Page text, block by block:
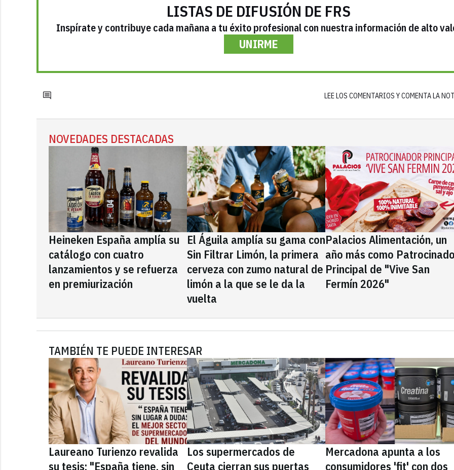
LISTAS DE DIFUSIÓN DE FRS
Inspírate y contribuye cada mañana a tu éxito profesional con nuestra información de alto
UNIRME
LEE LOS COMENTARIOS Y COMENTA LA
NOVEDADES DESTACADAS
Heineken España amplía su
catálogo con cuatro
lanzamientos y se refuerza
en premiurización
El Águila amplía su gama con
Sin Filtrar Limón, la primera
cerveza con zumo natural de
limón a la que se le da la
vuelta
Palacios Alimentación, un
año más como
Principal de "Vive San
Fermín 2026"
TAMBIÉN TE PUEDE INTERESAR
Laureano Turienzo revalida
su tesis: "España tiene, sin
Los supermercados de
Ceuta cierran sus puertas
Mercadona apunta a los
consumidores 'fit' con dos